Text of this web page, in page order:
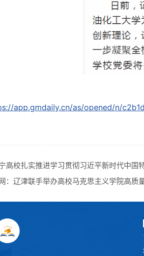
app.gmdaily.cn/as/opened/n/
高校扎实推进学习贯彻习近平新时代中
：辽津联手举办高校马克思主义学院高质